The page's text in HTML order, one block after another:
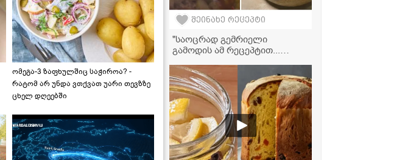
ომეგა-3 ზაფხულშიც საჭიროა? -
რატომ არ უნდა ვთქვათ უარი თევზზე
ცხელ დღეებში
შეინახე რეცეპტი
"საოცრად გემრიელი
გამოდის ამ რეცეპტით...
მკვახე პომიდვრის საცივი
ნიგვზით ზამთრისთვის